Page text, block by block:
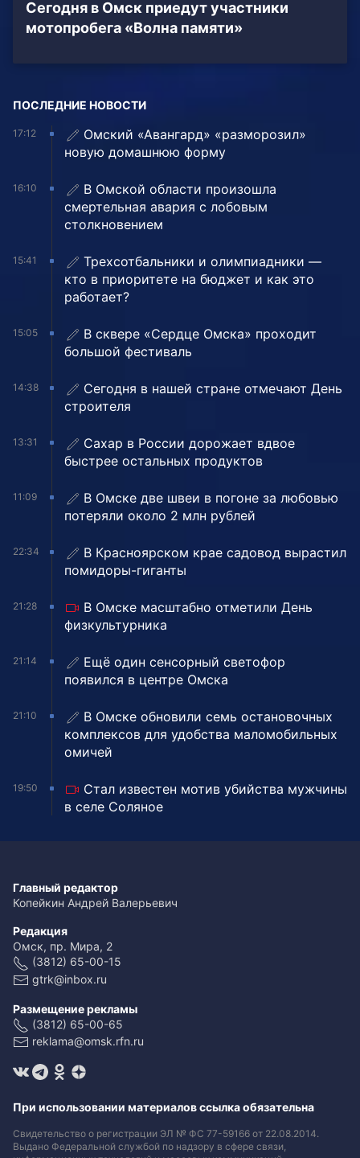
Сегодня в Омск приедут участники
мотопробега «Волна памяти»
ПОСЛЕДНИЕ НОВОСТИ
17:12
Омский «Авангард» «разморозил»
новую домашнюю форму
16:10
В Омской области произошла
смертельная авария с лобовым
столкновением
15:41
Трехсотбальники и олимпиадники —
кто в приоритете на бюджет и как это
работает?
15:05
В сквере «Сердце Омска» проходит
большой фестиваль
14:38
Сегодня в нашей стране отмечают День
строителя
13:31
Сахар в России дорожает вдвое
быстрее остальных продуктов
11:09
В Омске две швеи в погоне за любовью
потеряли около 2 млн рублей
22:34
В Красноярском крае садовод вырастил
помидоры-гиганты
21:28
В Омске масштабно отметили День
физкультурника
21:14
Ещё один сенсорный светофор
появился в центре Омска
21:10
В Омске обновили семь остановочных
комплексов для удобства маломобильных
омичей
19:50
Стал известен мотив убийства мужчины
в селе Соляное
Главный редактор
Копейкин Андрей Валерьевич
Редакция
Омск, пр. Мира, 2
(3812) 65-00-15
gtrk@inbox.ru
Размещение рекламы
(3812) 65-00-65
reklama@omsk.rfn.ru
При использовании материалов ссылка обязательна
Свидетельство о регистрации ЭЛ № ФС 77-59166 от 22.08.2014.
Выдано Федеральной службой по надзору в сфере связи,